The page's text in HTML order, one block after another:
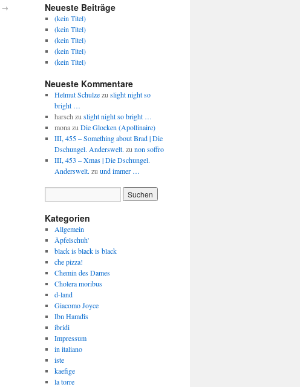
→ Neueste Beiträge
(kein Titel)
(kein Titel)
(kein Titel)
(kein Titel)
(kein Titel)
Neueste Kommentare
Helmut Schulzezu slight night so
bright …
harsch zu slight night so bright …
monazu Die Glocken (Apollinaire)
III, 455 – Something about Brad | Die
Dschungel. Anderswelt. zu non soffro
III, 453 – Xmas | Die Dschungel.
Anderswelt. zu und immer …
Kategorien
Allgemein
Äpfelschuh'
black is black is black
che pizza!
Chemin des Dames
Cholera moribus
d-land
Giacomo Joyce
Ibn Hamdîs
ibridi
Impressum
in italiano
iste
kaefige
la torre